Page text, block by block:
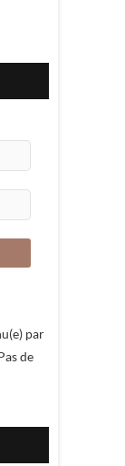
par
de